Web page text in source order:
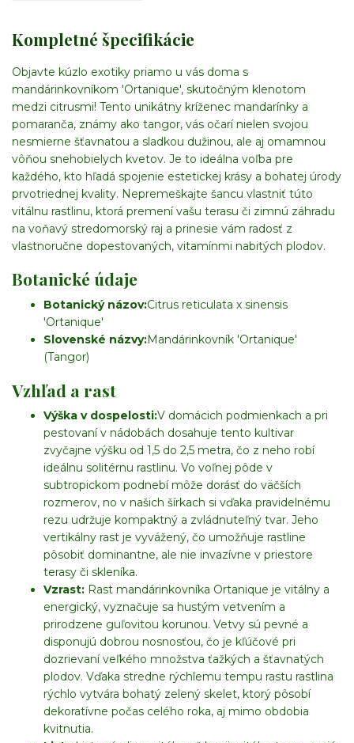
Kompletné špecifikácie
Objavte kúzlo exotiky priamo u vás doma s
mandárinkovníkom 'Ortanique', skutočným klenotom
medzi citrusmi! Tento unikátny kríženec mandarínky a
pomaranča, známy ako tangor, vás očarí nielen svojou
nesmierne šťavnatou a sladkou dužinou, ale aj omamnou
vôňou snehobielych kvetov. Je to ideálna voľba pre
každého, kto hľadá spojenie estetickej krásy a bohatej úrody
prvotriednej kvality. Nepremeškajte šancu vlastniť túto
vitálnu rastlinu, ktorá premení vašu terasu či zimnú záhradu
na voňavý stredomorský raj a prinesie vám radosť z
vlastnoručne dopestovaných, vitamínmi nabitých plodov.
Botanické údaje
Botanický názov:Citrus reticulata x sinensis
'Ortanique'
Slovenské názvy:Mandárinkovník 'Ortanique'
(Tangor)
Vzhľad a rast
Výška v dospelosti:V domácich podmienkach a pri
pestovaní v nádobách dosahuje tento kultivar
zvyčajne výšku od 1,5 do 2,5 metra, čo z neho robí
ideálnu solitérnu rastlinu. Vo voľnej pôde v
subtropickom podnebí môže dorásť do väčších
rozmerov, no v našich šírkach si vďaka pravidelnému
rezu udržuje kompaktný a zvládnuteľný tvar. Jeho
vertikálny rast je vyvážený, čo umožňuje rastline
pôsobiť dominantne, ale nie invazívne v priestore
terasy či skleníka.
Vzrast: Rast mandárinkovníka Ortanique je vitálny a
energický, vyznačuje sa hustým vetvením a
prirodzene guľovitou korunou. Vetvy sú pevné a
disponujú dobrou nosnosťou, čo je kľúčové pri
dozrievaní veľkého množstva ťažkých a šťavnatých
plodov. Vďaka stredne rýchlemu tempu rastu rastlina
rýchlo vytvára bohatý zelený skelet, ktorý pôsobí
dekoratívne počas celého roka, aj mimo obdobia
kvitnutia.